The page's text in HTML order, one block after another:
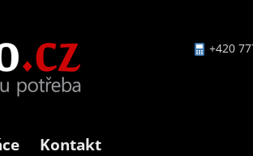
+420
Kontakt